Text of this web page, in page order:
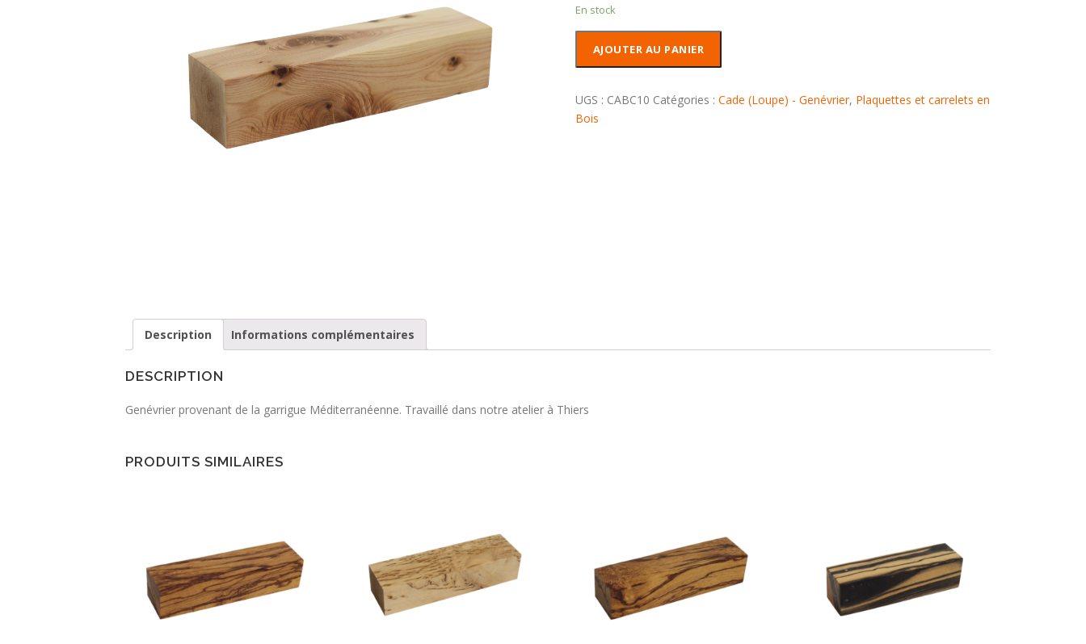
En stock
Bois
de
AJOUTER AU PANIER
UGS : CABC10 Catégories : Cade (Loupe) - Genévrier, Plaquettes et carrelets en
Bois
Description Informations complémentaires
DESCRIPTION
Genévrier provenant de la garrigue Méditerranéenne. Travaillé dans notre atelier à Thiers
PRODUITS SIMILAIRES